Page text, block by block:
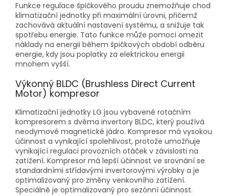
Funkce regulace špičkového proudu znemožňuje chod
klimatizační jednotky při maximální úrovni, přičemž
zachovává aktuální nastavení systému, a snižuje tak
spotřebu energie. Tato funkce může pomoci omezit
náklady na energii během špičkových období odběru
energie, kdy jsou poplatky za elektrickou energii
mnohem vyšší.
Výkonný BLDC (Brushless Direct Current
Motor) kompresor
Klimatizační jednotky LG jsou vybavené rotačním
kompresorem s dvěma invertory BLDC, který používá
neodymové magnetické jádro. Kompresor má vysokou
účinnost a vynikající spolehlivost, protože umožňuje
vynikající regulaci provozních otáček v závislosti na
zatížení. Kompresor má lepší účinnost ve srovnání se
standardními střídavými invertorovými výrobky a je
optimalizovaný pro změny venkovního zatížení.
Speciálně je optimalizovaný pro sezónní účinnost.